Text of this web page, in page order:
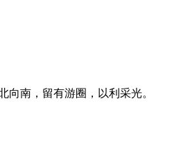
南，留有游圈，以利采光。